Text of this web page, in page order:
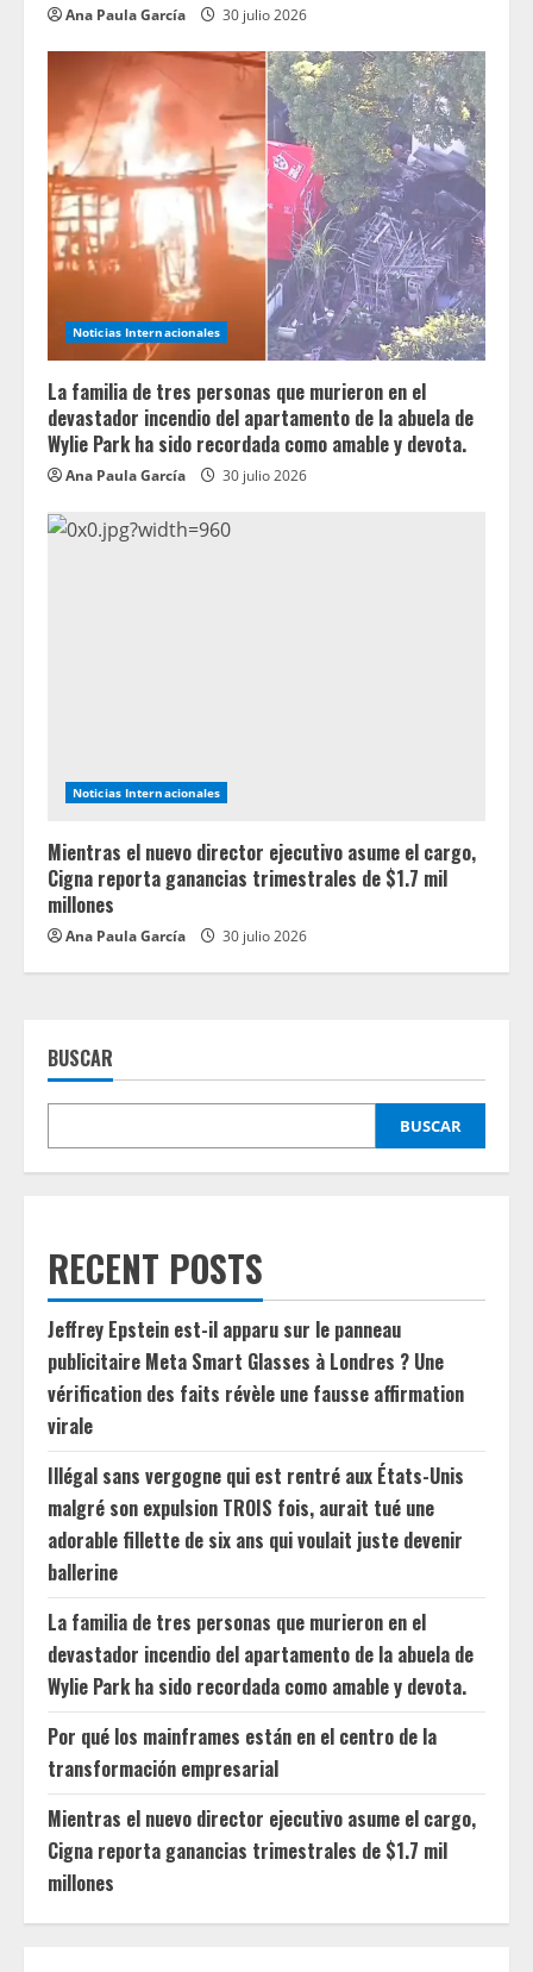
Ana Paula García 30 julio 2026
Noticias Internacionales
La familia de tres personas que murieron en el
devastador incendio del apartamento de la abuela de
Wylie Park ha sido recordada como amable y devota.
Ana Paula García 30 julio 2026
Noticias Internacionales
Mientras el nuevo director ejecutivo asume el cargo,
Cigna reporta ganancias trimestrales de $1.7 mil
millones
Ana Paula García 30 julio 2026
BUSCAR
BUSCAR
RECENT POSTS
Jeffrey Epstein est-il apparu sur le panneau
publicitaire Meta Smart Glasses à Londres ? Une
vérification des faits révèle une fausse affirmation
virale
Illégal sans vergogne qui est rentré aux États-Unis
malgré son expulsion TROIS fois, aurait tué une
adorable fillette de six ans qui voulait juste devenir
ballerine
La familia de tres personas que murieron en el
devastador incendio del apartamento de la abuela de
Wylie Park ha sido recordada como amable y devota.
Por qué los mainframes están en el centro de la
transformación empresarial
Mientras el nuevo director ejecutivo asume el cargo,
Cigna reporta ganancias trimestrales de $1.7 mil
millones